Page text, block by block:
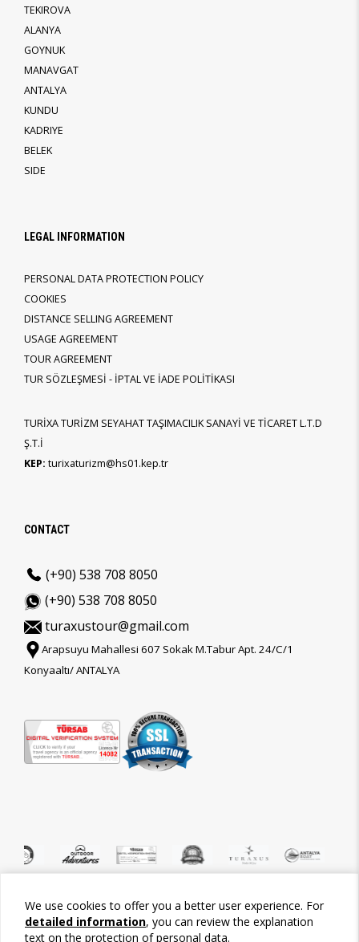
We use cookies to offer you a better user experience. For
detailed information, you can review the explanation
text on the protection of personal data.
TEKIROVA
ALANYA
GOYNUK
MANAVGAT
ANTALYA
KUNDU
KADRIYE
BELEK
SIDE
LEGAL INFORMATION
PERSONAL DATA PROTECTION POLICY
COOKIES
DISTANCE SELLING AGREEMENT
USAGE AGREEMENT
TOUR AGREEMENT
TUR SÖZLEŞMESİ - İPTAL VE İADE POLİTİKASI
TURİXA TURİZM SEYAHAT TAŞIMACILIK SANAYİ VE TİCARET L.T.D
Ş.T.İ
KEP: turixaturizm@hs01.kep.tr
CONTACT
(+90) 538 708 8050
(+90) 538 708 8050
turaxustour@gmail.com
Arapsuyu Mahallesi 607 Sokak M.Tabur Apt. 24/C/1
Konyaaltı/ ANTALYA
©2026 Tour-Trips